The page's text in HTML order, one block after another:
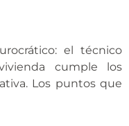
el técnico
cumple los
Los puntos que